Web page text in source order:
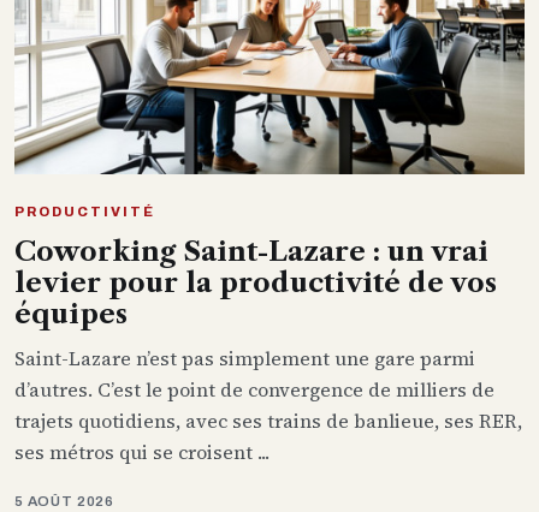
PRODUCTIVITÉ
Coworking Saint-Lazare : un vrai
levier pour la productivité de vos
équipes
Saint-Lazare n’est pas simplement une gare parmi
d’autres. C’est le point de convergence de milliers de
trajets quotidiens, avec ses trains de banlieue, ses RER,
ses métros qui se croisent ...
5 AOÛT 2026